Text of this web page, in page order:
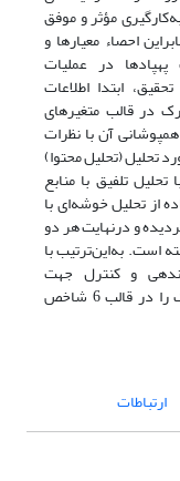
مؤثر و موفق
احصاء معیارها و
در عملیات
ابتدا اطلاعات
در قالب متغیرهای
آن با نظرات
تحلیل (تحلیل محتوا)
تلفیق با منابع
از تحلیل خوشه‌ای با
اس پی اس. اس ۲۲ انجام ‌گردیده و درنهایت هر دو
است. به‌این‌ترتیب با
و کنترل جهت
به‌کارگیری پهپادها در عملیات جنگ‌الکترونیک را در قالب 6 شاخص
ارتباطات